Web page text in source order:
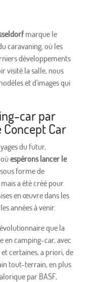
marque le
caravaning, où les
développements
visité la salle, nous
et d'images qui
car par
Car
du futur,
espérons lancer le
forme de
a été créé pour
en œuvre dans les
années à venir.
que la
en camping-car, avec
certaines, a priori, de
tout-terrain, en plus
par BASF,